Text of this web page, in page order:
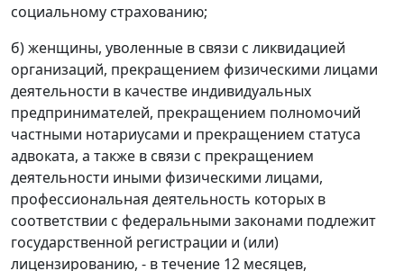
социальному страхованию;
б) женщины, уволенные в связи с ликвидацией
организаций, прекращением физическими лицами
деятельности в качестве индивидуальных
предпринимателей, прекращением полномочий
частными нотариусами и прекращением статуса
адвоката, а также в связи с прекращением
деятельности иными физическими лицами,
профессиональная деятельность которых в
соответствии с федеральными законами подлежит
государственной регистрации и (или)
лицензированию, - в течение 12 месяцев,